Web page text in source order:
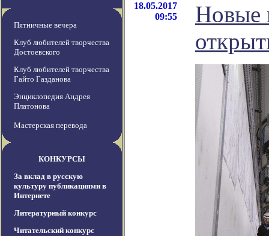
Пятничные вечера
Клуб любителей творчества
Достоевского
Клуб любителей творчества
Гайто Газданова
Энциклопедия Андрея
Платонова
Мастерская перевода
КОНКУРСЫ
За вклад в русскую
культуру публикациями в
Интернете
Литературный конкурс
Читательский конкурс
18.05.2017
09:55
Новые